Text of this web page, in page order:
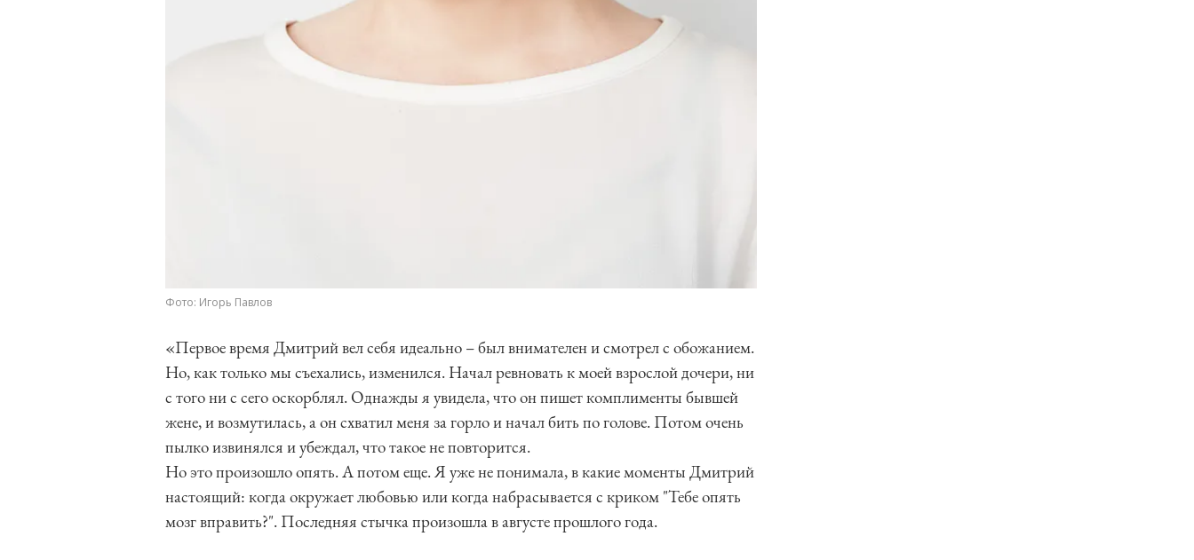
Фото: Игорь Павлов
«Первое время Дмитрий вел себя идеально – был внимателен и смотрел с обожанием.
Но, как только мы съехались, изменился. Начал ревновать к моей взрослой дочери, ни
с того ни с сего оскорблял. Однажды я увидела, что он пишет комплименты бывшей
жене, и возмутилась, а он схватил меня за горло и начал бить по голове. Потом очень
пылко извинялся и убеждал, что такое не повторится.
Но это произошло опять. А потом еще. Я уже не понимала, в какие моменты Дмитрий
настоящий: когда окружает любовью или когда набрасывается с криком "Тебе опять
мозг вправить?". Последняя стычка произошла в августе прошлого года.